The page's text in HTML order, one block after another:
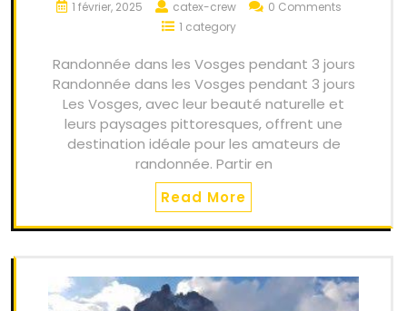
1 février, 2025 catex-crew
0 Comments
1 category
Randonnée dans les Vosges pendant 3 jours
Randonnée dans les Vosges pendant 3 jours
Les Vosges, avec leur beauté naturelle et
leurs paysages pittoresques, offrent une
destination idéale pour les amateurs de
randonnée. Partir en
Read More